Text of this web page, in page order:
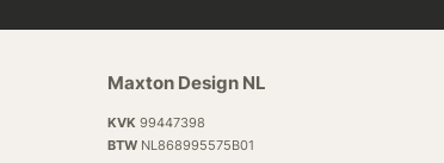
Maxton Design NL
KVK 99447398
BTWNL868995575B01